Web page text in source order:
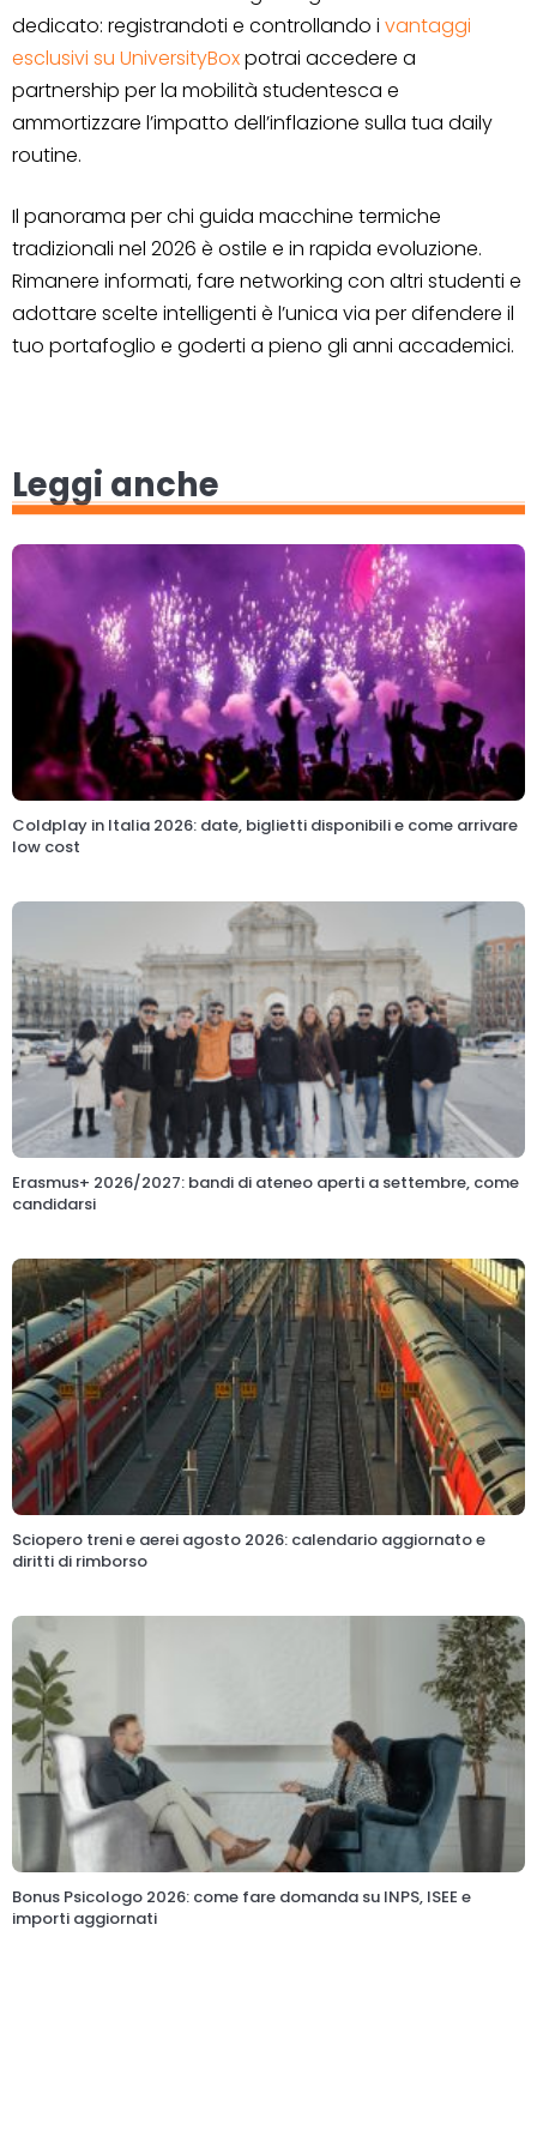
dedicato: registrandoti e controllando i vantaggi
esclusivi su UniversityBoxpotrai accedere a
partnership per la mobilità studentesca e
ammortizzare l’impatto dell’inflazione sulla tua daily
routine.
Il panorama per chi guida macchine termiche
tradizionali nel 2026 è ostile e in rapida evoluzione.
Rimanere informati, fare networking con altri studenti e
adottare scelte intelligenti è l’unica via per difendere il
tuo portafoglio e goderti a pieno gli anni accademici.
Leggi anche
Coldplay in Italia 2026: date, biglietti disponibili e come arrivare
low cost
Erasmus+ 2026/2027: bandi di ateneo aperti a settembre, come
candidarsi
Sciopero treni e aerei agosto 2026: calendario aggiornato e
diritti di rimborso
Bonus Psicologo 2026: come fare domanda su INPS, ISEE e
importi aggiornati